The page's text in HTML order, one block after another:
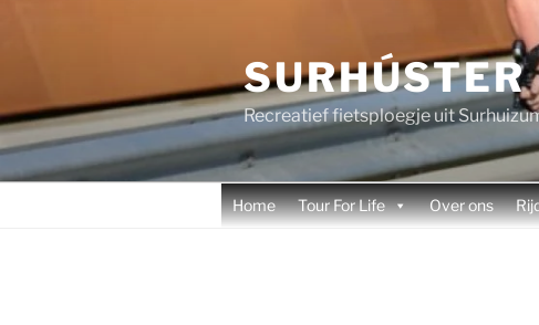
Recreatief fietsploegje uit
Home Tour For Life Over ons